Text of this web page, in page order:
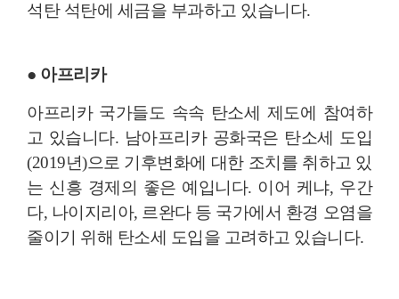
석탄 석탄에 세금을 부과하고 있습니다.
● 아프리카
아프리카 국가들도 속속 탄소세 제도에 참여하
고 있습니다. 남아프리카 공화국은 탄소세 도입
(2019년)으로 기후변화에 대한 조치를 취하고 있
는 신흥 경제의 좋은 예입니다. 이어 케냐, 우간
다, 나이지리아, 르완다 등 국가에서 환경 오염을
줄이기 위해 탄소세 도입을 고려하고 있습니다.